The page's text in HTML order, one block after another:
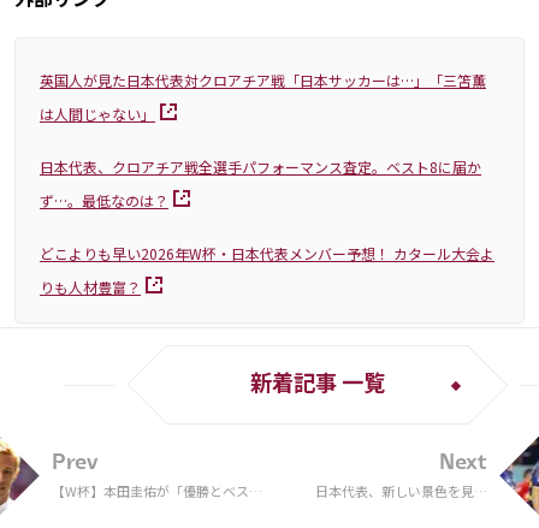
英国人が見た日本代表対クロアチア戦「日本サッカーは…」「三笘薫
は人間じゃない」
日本代表、クロアチア戦全選手パフォーマンス査定。ベスト8に届か
ず…。最低なのは？
どこよりも早い2026年W杯・日本代表メンバー予想！ カタール大会よ
りも人材豊富？
Prev
【W杯】本田圭佑が「優勝とベスト
新着記事 一覧
Next
日本代表、新しい景色を見れ